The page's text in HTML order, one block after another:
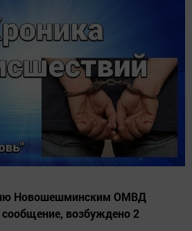
Новошешминским ОМВД
сообщение, возбуждено 2